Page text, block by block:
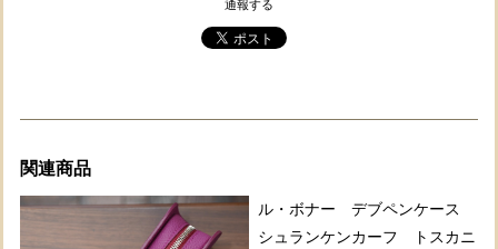
通報する
関連商品
ル・ボナー デブペンケース
シュランケンカーフ トスカニ